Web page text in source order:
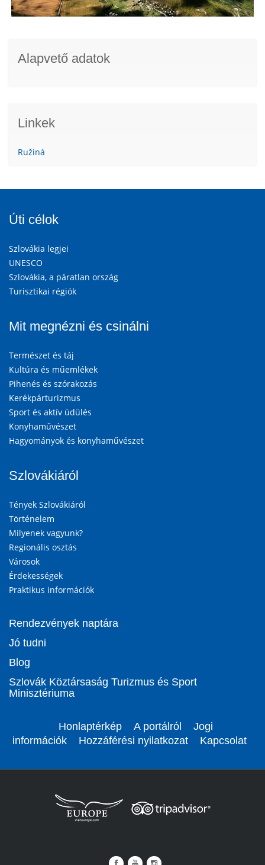
Alapvető adatok
Linkek
Ružiná
Úti célok
Szlovákia legjei
UNESCO
Szlovákia, a páratlan ország
Turisztikai régiók
Mit megnézni és csinálni
Természet és táj
Kultúra és műemlékek
Pihenés és szórakozás
Kerékpárturizmus
Sport és aktív üdülés
Konyhaművészet
Hagyományok és konyhaművészet
Szlovákiáról
Tények Szlovákiáról
Történelem
Milyenek vagyunk?
Regionális osztás
Városok
Érdekességek
Praktikus információk
Rendezvények naptára
Jó tudni
Blog
Szlovák Köztársaság Turizmus és Sport
Minisztériuma
Honlaptérkép A portálról
Jogi
információk
Hozzáférési nyilatkozat Kapcsolat